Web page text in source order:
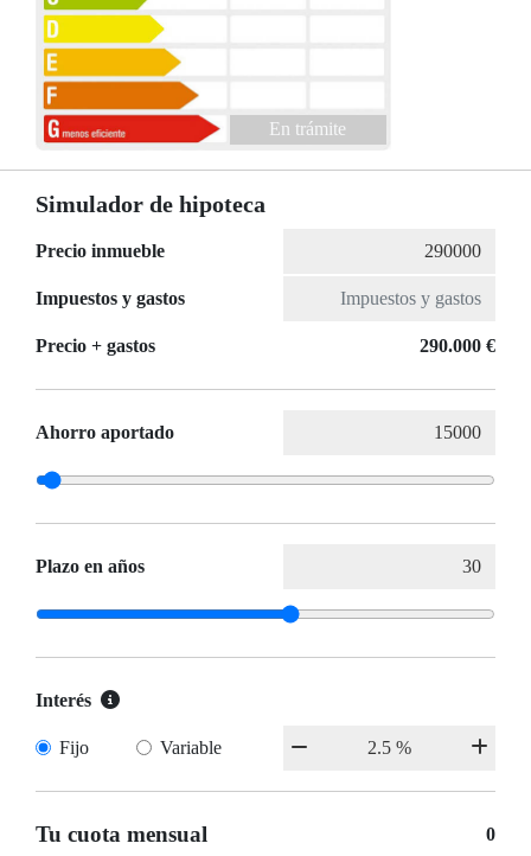
En trámite
Simulador de hipoteca
Precio inmueble
Impuestos y gastos
Precio + gastos 290.000 €
Ahorro aportado
Plazo en años
Interés
Fijo Variable
Tu cuota mensual 0